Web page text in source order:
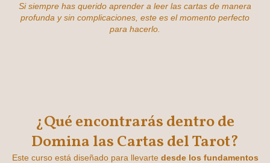
Si siempre has querido aprender a leer las cartas de manera
profunda y sin complicaciones, este es el momento perfecto
para hacerlo.
¿Qué encontrarás dentro de
Domina las Cartas del Tarot?
Este curso está diseñado para llevarte desde los fundamentos